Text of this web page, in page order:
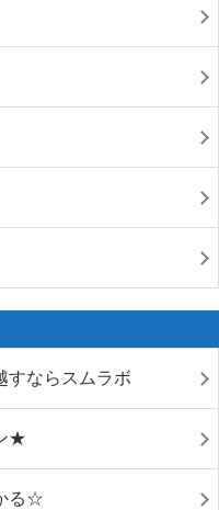
すならスムラボ
★
る☆